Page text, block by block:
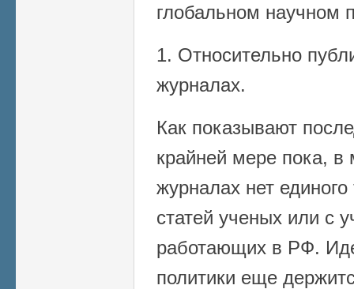
глобальном научном
1. Относительно
журналах.
Как показывают
крайней мере пока,
журналах нет
статей ученых или с
работающих в РФ.
политики еще